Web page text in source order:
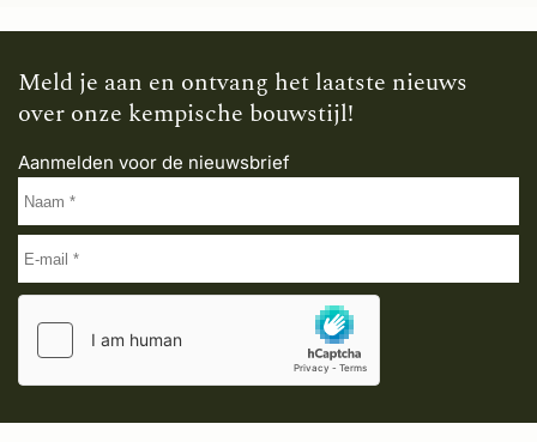
Meld je aan en ontvang het laatste nieuws
over onze kempische bouwstijl!
Aanmelden voor de nieuwsbrief